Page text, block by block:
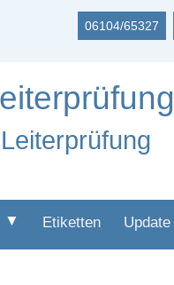
06104/65327
▼ Etiketten Update